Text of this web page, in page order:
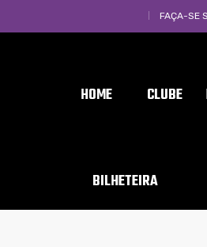
FAÇA-SE
HOME CLUBE
BILHETEIRA